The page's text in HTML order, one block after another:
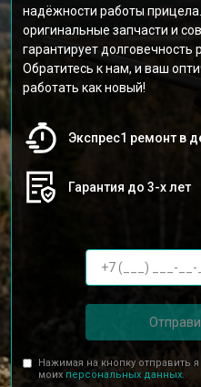
надёжности работы
оригинальные запчасти и
гарантирует долговечность
Обратитесь к нам, и ваш
работать как новый!
Экспрес1 ремонт в
Гарантия до 3-х лет
Нажимая на кнопку отправить
моих персональных данных.